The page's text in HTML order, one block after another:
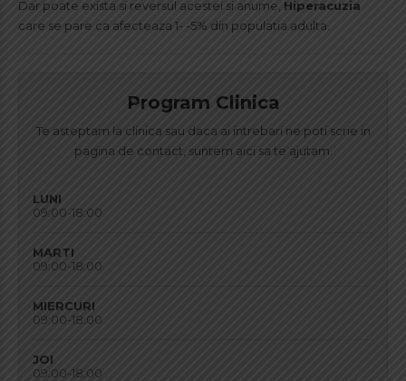
Dar poate exista si reversul acestei si anume, Hiperacuzia
care se pare ca afecteaza 1- -5% din populatia adulta.
Program Clinica
Te asteptam la clinica sau daca ai intrebari ne poti scrie in
pagina de contact, suntem aici sa te ajutam.
LUNI
09:00-18:00
MARTI
09:00-18:00
MIERCURI
09:00-18:00
JOI
09:00-18:00